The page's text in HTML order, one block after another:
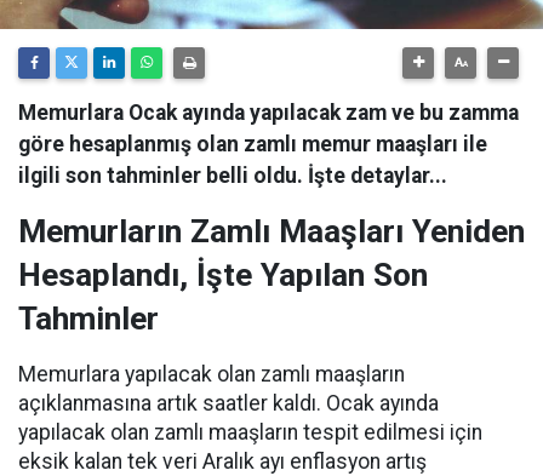
Memurlara Ocak ayında yapılacak zam ve bu zamma
göre hesaplanmış olan zamlı memur maaşları ile
ilgili son tahminler belli oldu. İşte detaylar...
Memurların Zamlı Maaşları Yeniden
Hesaplandı, İşte Yapılan Son
Tahminler
Memurlara yapılacak olan zamlı maaşların
açıklanmasına artık saatler kaldı. Ocak ayında
yapılacak olan zamlı maaşların tespit edilmesi için
eksik kalan tek veri Aralık ayı enflasyon artış